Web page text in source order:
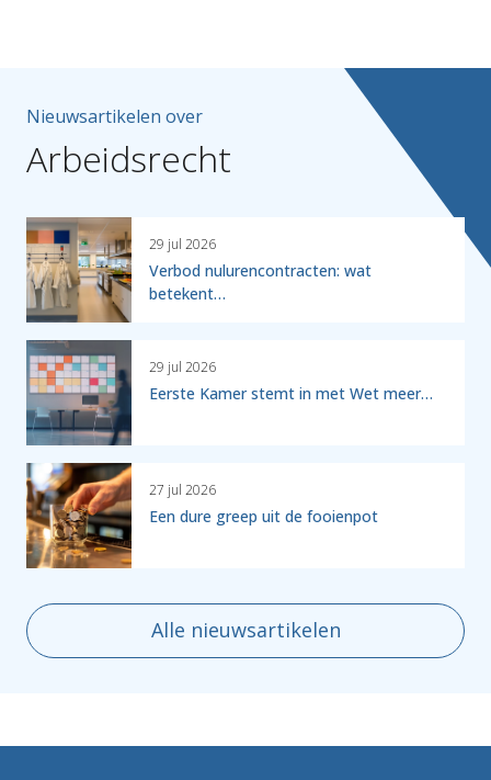
Nieuwsartikelen over
Arbeidsrecht
29 jul 2026
Verbod nulurencontracten: wat
betekent…
29 jul 2026
Eerste Kamer stemt in met Wet meer…
27 jul 2026
Een dure greep uit de fooienpot
Alle nieuwsartikelen